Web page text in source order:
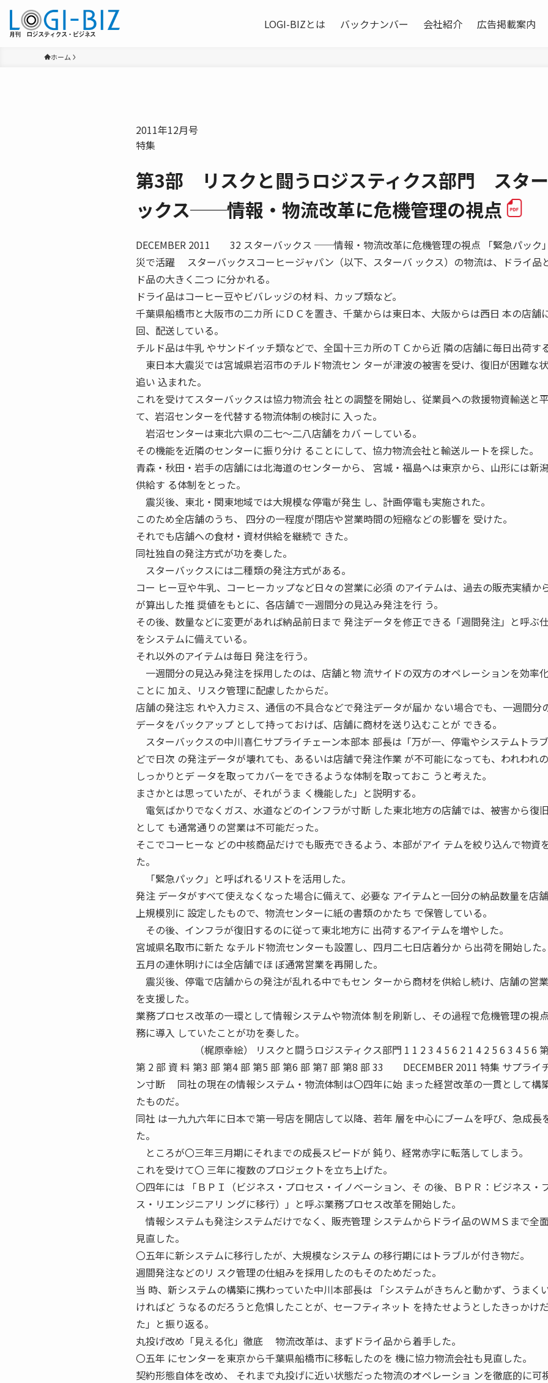
LOGI-BIZとは バックナンバー 会社紹介 広告掲載案内
ホーム
2011年12月号
特集
第3部 リスクと闘うロジスティクス部門 スタ
ックス──情報・物流改革に危機管理の視点
DECEMBER 2011 32 スターバックス ──情報・物流改革に危機管理の視点 「緊急パック
災で活躍 スターバックスコーヒージャパン（以下、スターバ ックス）の物流は、ドライ品
ド品の大きく二つ に分かれる。
ドライ品はコーヒー豆やビバレッジの材 料、カップ類など。
千葉県船橋市と大阪市の二カ所 にＤＣを置き、千葉からは東日本、大阪からは西日 本の店舗
回、配送している。
チルド品は牛乳 やサンドイッチ類などで、全国十三カ所のＴＣから近 隣の店舗に毎日出荷する
東日本大震災では宮城県岩沼市のチルド物流セン ターが津波の被害を受け、復旧が困難な
追い 込まれた。
これを受けてスターバックスは協力物流会 社との調整を開始し、従業員への救援物資輸送と
て、岩沼センターを代替する物流体制の検討に 入った。
岩沼センターは東北六県の二七〜二八店舗をカバ ーしている。
その機能を近隣のセンターに振り分け ることにして、協力物流会社と輸送ルートを探した。
青森・秋田・岩手の店舗には北海道のセンターから、 宮城・福島へは東京から、山形には新
供給す る体制をとった。
震災後、東北・関東地域では大規模な停電が発生 し、計画停電も実施された。
このため全店舗のうち、 四分の一程度が閉店や営業時間の短縮などの影響を 受けた。
それでも店舗への食材・資材供給を継続で きた。
同社独自の発注方式が功を奏した。
スターバックスには二種類の発注方式がある。
コー ヒー豆や牛乳、コーヒーカップなど日々の営業に必須 のアイテムは、過去の販売実績か
が算出した推 奨値をもとに、各店舗で一週間分の見込み発注を行 う。
その後、数量などに変更があれば納品前日まで 発注データを修正できる「週間発注」と呼ぶ
をシステムに備えている。
それ以外のアイテムは毎日 発注を行う。
一週間分の見込み発注を採用したのは、店舗と物 流サイドの双方のオペレーションを効率
ことに 加え、リスク管理に配慮したからだ。
店舗の発注忘 れや入力ミス、通信の不具合などで発注データが届か ない場合でも、一週間分
データをバックアップ として持っておけば、店舗に商材を送り込むことが できる。
スターバックスの中川喜仁サプライチェーン本部本 部長は「万が一、停電やシステムトラ
どで日次 の発注データが壊れても、あるいは店舗で発注作業 が不可能になっても、われわれ
しっかりとデ ータを取ってカバーをできるような体制を取っておこ うと考えた。
まさかとは思っていたが、それがうま く機能した」と説明する。
電気ばかりでなくガス、水道などのインフラが寸断 した東北地方の店舗では、被害から復
として も通常通りの営業は不可能だった。
そこでコーヒーな どの中核商品だけでも販売できるよう、本部がアイ テムを絞り込んで物資
た。
「緊急パック」と呼ばれるリストを活用した。
発注 データがすべて使えなくなった場合に備えて、必要な アイテムと一回分の納品数量を店
上規模別に 設定したもので、物流センターに紙の書類のかたち で保管している。
その後、インフラが復旧するのに従って東北地方に 出荷するアイテムを増やした。
宮城県名取市に新た なチルド物流センターも設置し、四月二七日店着分か ら出荷を開始した。
五月の連休明けには全店舗でほ ぼ通常営業を再開した。
震災後、停電で店舗からの発注が乱れる中でもセン ターから商材を供給し続け、店舗の営
を支援した。
業務プロセス改革の一環として情報システムや物流体 制を刷新し、その過程で危機管理の視
務に導入 していたことが功を奏した。
（梶原幸絵） リスクと闘うロジスティクス部門 1 1 2 3 4 5 6 2 1 4 2 5 6 3 4 5 6
第 2 部 資 料 第3 部 第4 部 第5 部 第6 部 第7 部 第8 部 33 DECEMBER 2011 特集 サプライ
ン寸断 同社の現在の情報システム・物流体制は〇四年に始 まった経営改革の一貫として構
たものだ。
同社 は一九九六年に日本で第一号店を開店して以降、若年 層を中心にブームを呼び、急成長
た。
ところが〇三年三月期にそれまでの成長スピードが 鈍り、経常赤字に転落してしまう。
これを受けて〇 三年に複数のプロジェクトを立ち上げた。
〇四年には 「ＢＰＩ（ビジネス・プロセス・イノベーション、そ の後、ＢＰＲ：ビジネス・
ス・リエンジニアリ ングに移行）」と呼ぶ業務プロセス改革を開始した。
情報システムも発注システムだけでなく、販売管理 システムからドライ品のＷＭＳまで全
見直した。
〇五年に新システムに移行したが、大規模なシステム の移行期にはトラブルが付き物だ。
週間発注などのリ スク管理の仕組みを採用したのもそのためだった。
当 時、新システムの構築に携わっていた中川本部長は 「システムがきちんと動かず、うまく
ければど うなるのだろうと危惧したことが、セーフティネット を持たせようとしたきっかけ
た」と振り返る。
丸投げ改め「見える化」徹底 物流改革は、まずドライ品から着手した。
〇五年 にセンターを東京から千葉県船橋市に移転したのを 機に協力物流会社も見直した。
契約形態自体を改め、 それまで丸投げに近い状態だった物流のオペレーショ ンを徹底的に可